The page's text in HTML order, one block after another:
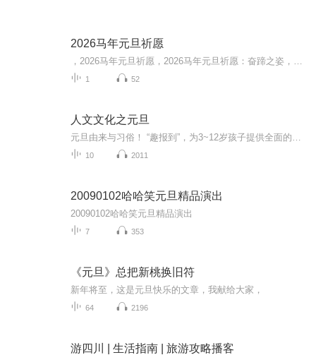
2026马年元旦祈愿
1 52
人文文化之元旦
10 2011
20090102哈哈笑元旦精品演出
20090102哈哈笑元旦精品演出
7 353
《元旦》总把新桃换旧符
新年将至，这是元旦快乐的文章，我献给大家，
64 2196
游四川 | 生活指南 | 旅游攻略播客